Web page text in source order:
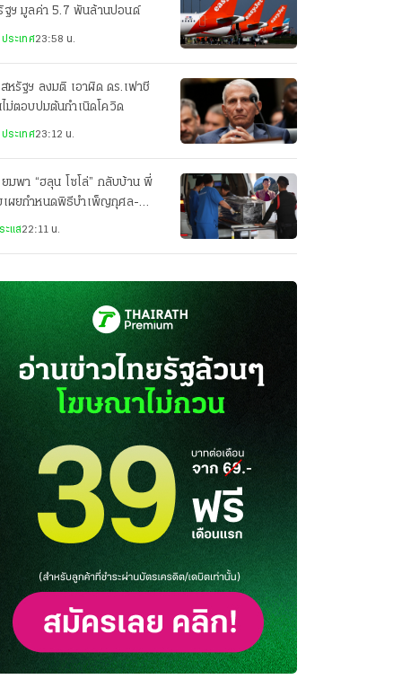
ฐฯ มูลค่า 5.7 พันล้านปอนด์
ระเทศ23:58 น.
หรัฐฯ ลงมติ เอาผิด ดร.เฟาชี
ไม่ตอบปมต้นกำเนิดโควิด
ระเทศ23:12 น.
ยมพา “ฮลุน โซโล่” กลับบ้าน พี่
เผยกำหนดพิธีบำเพ็ญกุศล-
ะแส22:11 น.